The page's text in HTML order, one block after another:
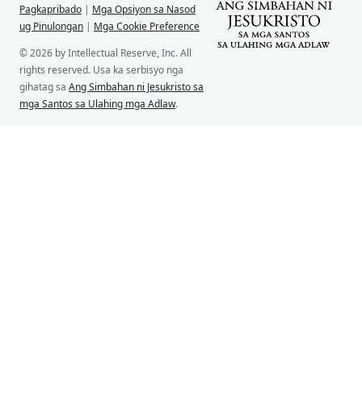
Pagkapribado | Mga Opsiyon sa Nasod
ug Pinulongan | Mga Cookie Preference
© 2026 by Intellectual Reserve, Inc. All
rights reserved. Usa ka serbisyo nga
gihatag sa Ang Simbahan ni Jesukristo sa
mga Santos sa Ulahing mga Adlaw.